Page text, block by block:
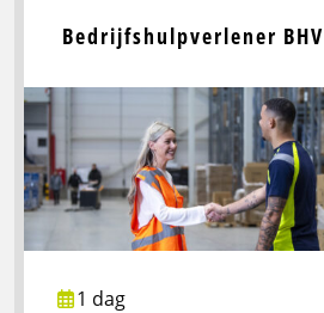
voor
leidinggevenden
VCA-
VOL
1 dag
Bedrijfshulpverlener BHV